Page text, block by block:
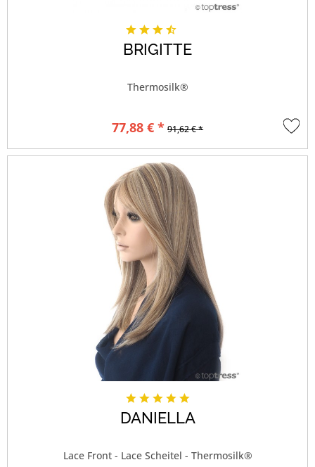
BRIGITTE
Thermosilk®
77,88 € * 91,62 € *
DANIELLA
Lace Front - Lace Scheitel - Thermosilk®